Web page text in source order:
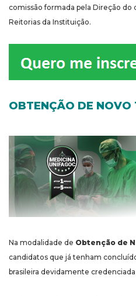
comissão formada pela Direção do
Reitorias da Instituição.
OBTENÇÃO DE NOVO
Na modalidade de Obtenção de
candidatos que já tenham
brasileira devidamente credenciada